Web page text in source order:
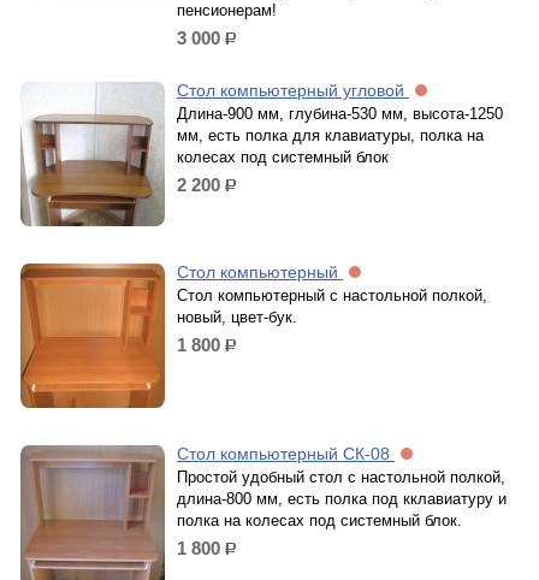
пенсионерам!
3 000 р.
Стол компьютерный угловой
Длина-900 мм, глубина-530 мм, высота-1250
мм, есть полка для клавиатуры, полка на
колесах под системный блок
2 200 р.
Стол компьютерный
Стол компьютерный с настольной полкой,
новый, цвет-бук.
1 800 р.
Стол компьютерный СК-08
Простой удобный стол с настольной полкой,
длина-800 мм, есть полка под кклавиатуру и
полка на колесах под системный блок.
1 800 р.